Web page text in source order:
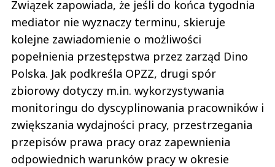
Związek zapowiada, że jeśli do końca tygodnia
mediator nie wyznaczy terminu, skieruje
kolejne zawiadomienie o możliwości
popełnienia przestępstwa przez zarząd Dino
Polska. Jak podkreśla OPZZ, drugi spór
zbiorowy dotyczy m.in. wykorzystywania
monitoringu do dyscyplinowania pracowników i
zwiększania wydajności pracy, przestrzegania
przepisów prawa pracy oraz zapewnienia
odpowiednich warunków pracy w okresie